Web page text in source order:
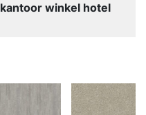
kantoor winkel hotel